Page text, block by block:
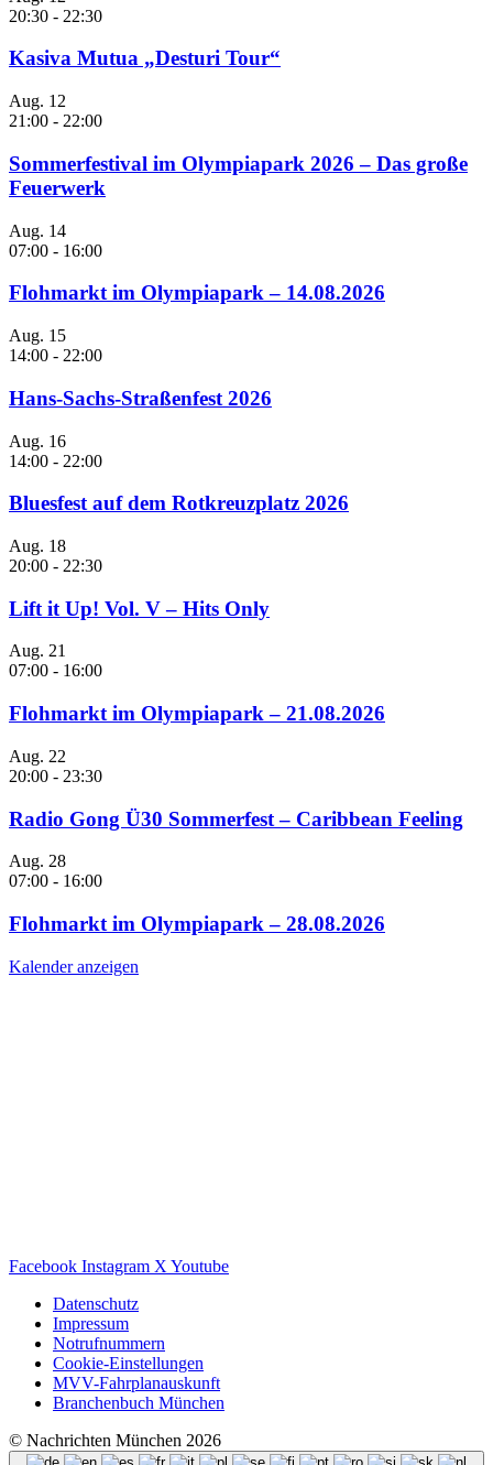
20:30 - 22:30
Kasiva Mutua „Desturi Tour“
Aug. 12
21:00 - 22:00
Sommerfestival im Olympiapark 2026 – Das große
Feuerwerk
Aug. 14
07:00 - 16:00
Flohmarkt im Olympiapark – 14.08.2026
Aug. 15
14:00 - 22:00
Hans-Sachs-Straßenfest 2026
Aug. 16
14:00 - 22:00
Bluesfest auf dem Rotkreuzplatz 2026
Aug. 18
20:00 - 22:30
Lift it Up! Vol. V – Hits Only
Aug. 21
07:00 - 16:00
Flohmarkt im Olympiapark – 21.08.2026
Aug. 22
20:00 - 23:30
Radio Gong Ü30 Sommerfest – Caribbean Feeling
Aug. 28
07:00 - 16:00
Flohmarkt im Olympiapark – 28.08.2026
Kalender anzeigen
Facebook Instagram X Youtube
Datenschutz
Impressum
Notrufnummern
Cookie-Einstellungen
MVV-Fahrplanauskunft
Branchenbuch München
© Nachrichten München 2026